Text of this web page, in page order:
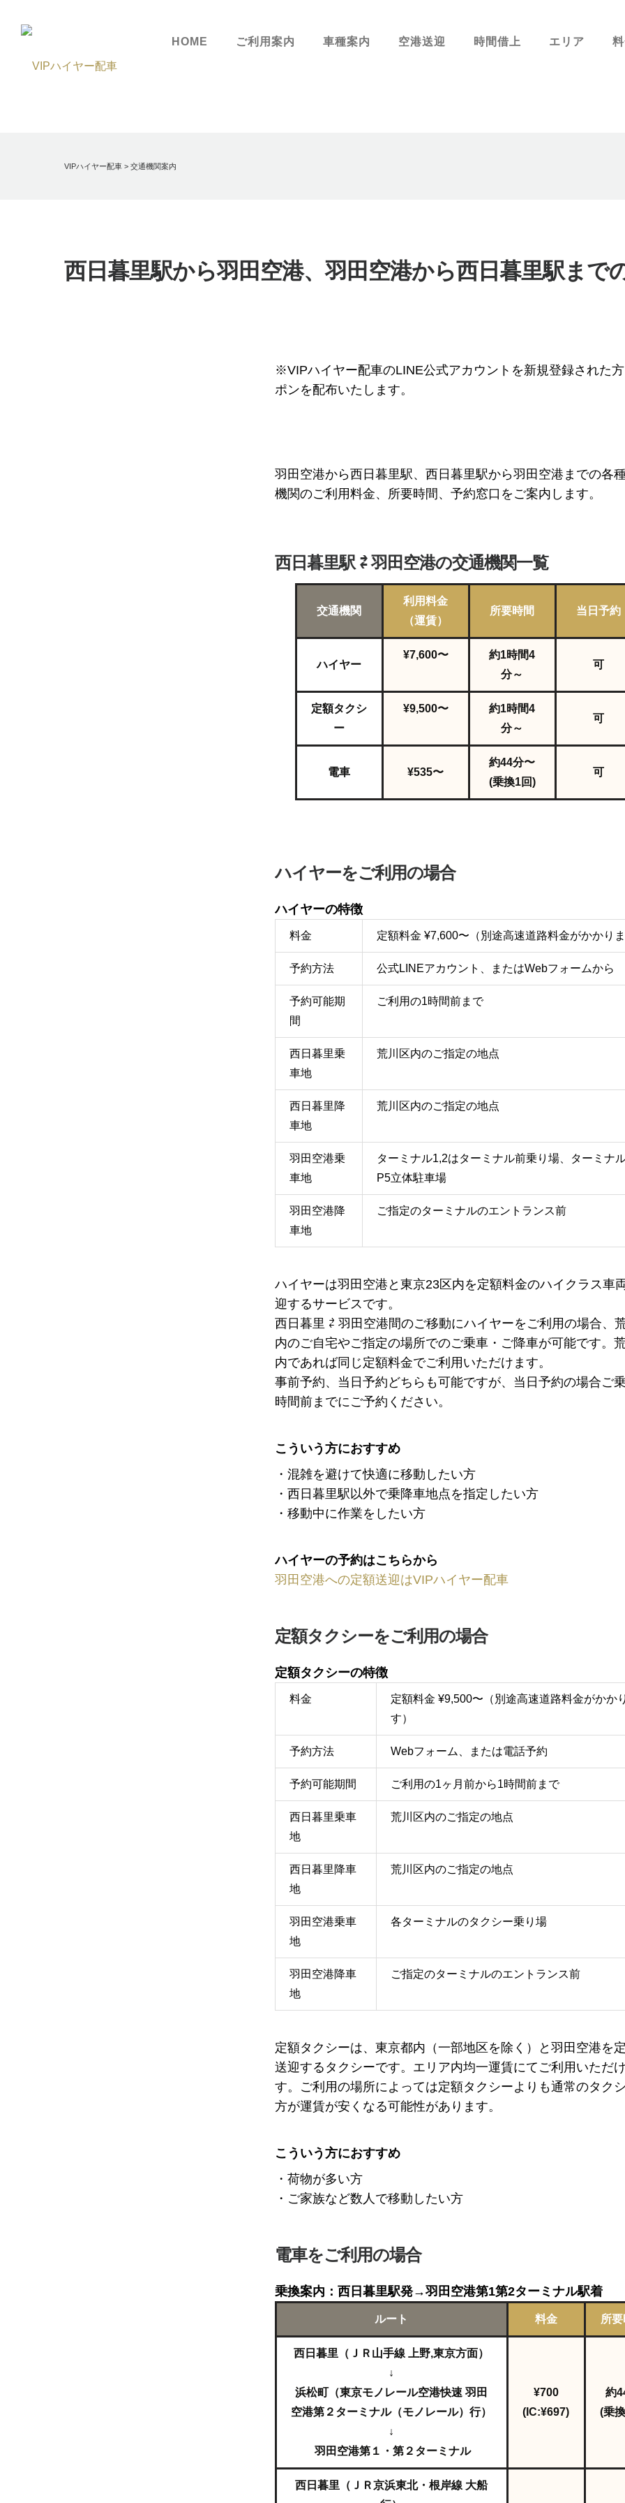
HOME ご利用案内 車種案内 空港送迎 時間借上 エリア
VIPハイヤー配車 > 交通機関案内
西日暮里駅から羽田空港、羽田空港から西日暮里駅まで
※VIPハイヤー配車のLINE公式アカウントを新規登録された
ポンを配布いたします。
羽田空港から西日暮里駅、西日暮里駅から羽田空港までの各
機関のご利用料金、所要時間、予約窓口をご案内します。
西日暮里駅 ⇄ 羽田空港の交通機関一覧
交通機関
利用料金
（運賃）
所要時間 当日予約
ハイヤー
¥7,600〜 約1時間4
分～
可
定額タクシ
ー
¥9,500〜 約1時間4
分～
可
電車 ¥535〜
約44分〜
(乗換1回)
可
ハイヤーをご利用の場合
ハイヤーの特徴
料金 定額料金 ¥7,600〜（別途高速道路料金がかかり
予約方法 公式LINEアカウント、またはWebフォームから
予約可能期
間
ご利用の1時間前まで
西日暮里乗
車地
荒川区内のご指定の地点
西日暮里降
車地
荒川区内のご指定の地点
羽田空港乗
車地
ターミナル1,2はターミナル前乗り場、ターミナ
P5立体駐車場
羽田空港降
車地
ご指定のターミナルのエントランス前
ハイヤーは羽田空港と東京23区内を定額料金のハイクラス車
迎するサービスです。
西日暮里 ⇄ 羽田空港間のご移動にハイヤーをご利用の場合、
内のご自宅やご指定の場所でのご乗車・ご降車が可能です。
内であれば同じ定額料金でご利用いただけます。
事前予約、当日予約どちらも可能ですが、当日予約の場合ご
時間前までにご予約ください。
こういう方におすすめ
・混雑を避けて快適に移動したい方
・西日暮里駅以外で乗降車地点を指定したい方
・移動中に作業をしたい方
ハイヤーの予約はこちらから
羽田空港への定額送迎はVIPハイヤー配車
定額タクシーをご利用の場合
定額タクシーの特徴
料金
定額料金 ¥9,500〜（別途高速道路料金がかか
す）
予約方法 Webフォーム、または電話予約
予約可能期間 ご利用の1ヶ月前から1時間前まで
西日暮里乗車
地
荒川区内のご指定の地点
西日暮里降車
地
荒川区内のご指定の地点
羽田空港乗車
地
各ターミナルのタクシー乗り場
羽田空港降車
地
ご指定のターミナルのエントランス前
定額タクシーは、東京都内（一部地区を除く）と羽田空港を
送迎するタクシーです。エリア内均一運賃にてご利用いただ
す。ご利用の場所によっては定額タクシーよりも通常のタク
方が運賃が安くなる可能性があります。
こういう方におすすめ
・荷物が多い方
・ご家族など数人で移動したい方
電車をご利用の場合
乗換案内：西日暮里駅発→羽田空港第1第2ターミナル駅着
ルート 料金 所
西日暮里（ＪＲ山手線 上野,東京方面）
↓
浜松町（東京モノレール空港快速 羽田
空港第２ターミナル（モノレール）行）
↓
羽田空港第１・第２ターミナル
¥700
(IC:¥697)
約
(乗
西日暮里（ＪＲ京浜東北・根岸線 大船